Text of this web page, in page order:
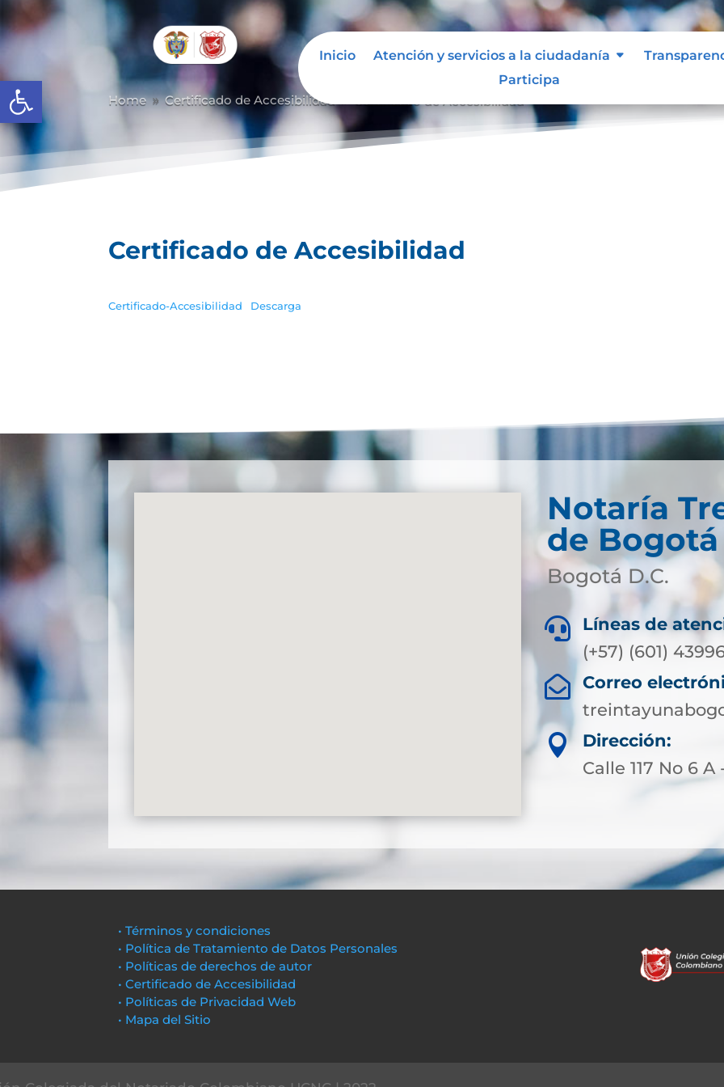
Abrir barra de herramientas
Inicio Atención y servicios a la ciudadanía
Participa
Home 9 Certificado de Accesibilidad
Certificado de Accesibilidad
Certificado-Accesibilidad Descarga
Notaría
de Bogotá
Bogotá D.C.

Líneas de
(+57) (601)

Correo

Dirección:
Calle 117 No 6 A
• Términos y condiciones
• Política de Tratamiento de Datos Personales
• Políticas de derechos de autor
• Certificado de Accesibilidad
• Políticas de Privacidad Web
• Mapa del Sitio